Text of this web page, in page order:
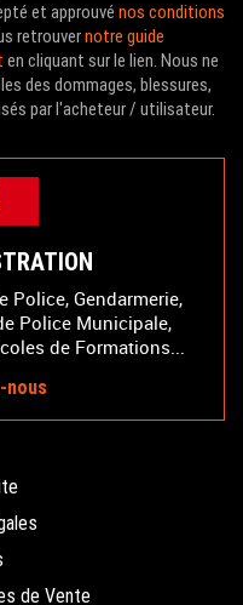
et approuvé nos conditions
retrouvernotre guide
en cliquant sur le lien. Nous ne
des dommages, blessures,
par l'acheteur / utilisateur.
Police, Gendarmerie,
Police Municipale,
de Formations...
de Vente